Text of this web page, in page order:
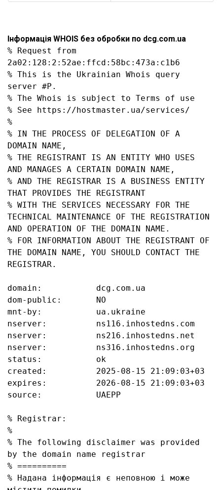
Інформація WHOIS без обробки по dcg.com.ua
% Request from
2a02:128:2:52ae:ffcd:58bc:473a:c1b6
% This is the Ukrainian Whois query
server #P.
% The Whois is subject to Terms of use
% See https://hostmaster.ua/services/
%
% IN THE PROCESS OF DELEGATION OF A
DOMAIN NAME,
% THE REGISTRANT IS AN ENTITY WHO USES
AND MANAGES A CERTAIN DOMAIN NAME,
% AND THE REGISTRAR IS A BUSINESS ENTITY
THAT PROVIDES THE REGISTRANT
% WITH THE SERVICES NECESSARY FOR THE
TECHNICAL MAINTENANCE OF THE REGISTRATION
AND OPERATION OF THE DOMAIN NAME.
% FOR INFORMATION ABOUT THE REGISTRANT OF
THE DOMAIN NAME, YOU SHOULD CONTACT THE
REGISTRAR.
domain:           dcg.com.ua
dom-public:       NO
mnt-by:           ua.ukraine
nserver:          ns116.inhostedns.com
nserver:          ns216.inhostedns.net
nserver:          ns316.inhostedns.org
status:           ok
created:          2025-08-15 21:09:03+03
expires:          2026-08-15 21:09:03+03
source:           UAEPP
% Registrar:
%
% The following disclaimer was provided
by the domain name registrar
% ==========
% Надана інформація є неповною і може